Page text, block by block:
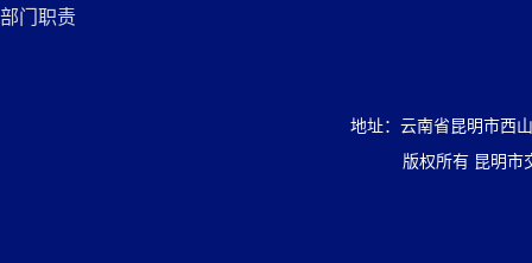
部门职责
地址：云南省昆明市西
版权所有 昆明市